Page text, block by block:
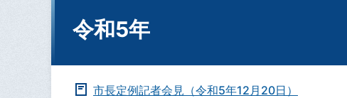
令和5年
市長定例記者会見（令和5年12月20日）